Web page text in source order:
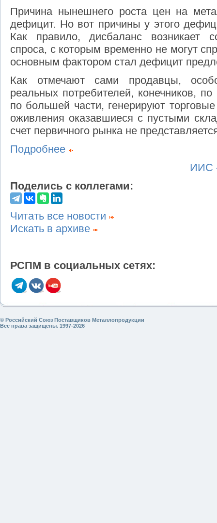
Причина нынешнего роста цен на
дефицит. Но вот причины у этого
Как правило, дисбаланс возникает
спроса, с которым временно не могут
основным фактором стал дефицит
Как отмечают сами продавцы,
реальных потребителей, конечников,
по большей части, генерируют
оживления оказавшиеся с пустыми
счет первичного рынка не
Подробнее
ИИС
Поделись с коллегами:
Читать все новости
Искать в архиве
РСПМ в социальных сетях:
© Российский Союз Поставщиков Металлопродукции
Все права защищены. 1997-2026